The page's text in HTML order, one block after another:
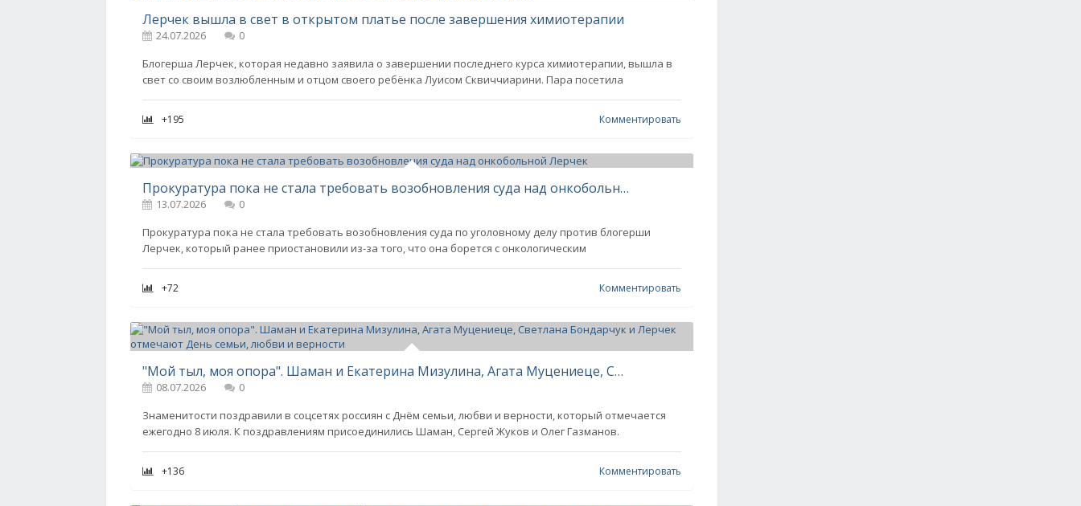
Лерчек вышла в свет в открытом платье после завершения химиотерапии
24.07.2026
0
Блогерша Лерчек, которая недавно заявила о завершении последнего курса химиотерапии, вышла в
свет со своим возлюбленным и отцом своего ребёнка Луисом Сквиччиарини. Пара посетила
+195 Комментировать
Прокуратура пока не стала требовать возобновления суда над онкобольной Лерчек
13.07.2026
0
Прокуратура пока не стала требовать возобновления суда по уголовному делу против блогерши
Лерчек, который ранее приостановили из-за того, что она борется с онкологическим
+72 Комментировать
"Мой тыл, моя опора". Шаман и Екатерина Мизулина, Агата Муцениеце, Светлана Бондарчук и Лерчек отмечают День семьи, любви и верности
08.07.2026
0
Знаменитости поздравили в соцсетях россиян с Днём семьи, любви и верности, который отмечается
ежегодно 8 июля. К поздравлениям присоединились Шаман, Сергей Жуков и Олег Газманов.
+136 Комментировать